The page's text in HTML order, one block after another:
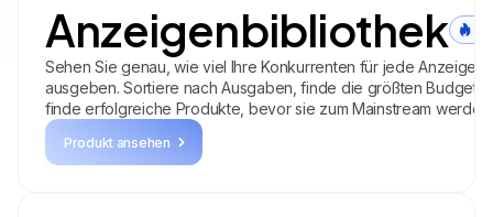
Anzeigenbibliothek
Sehen Sie genau, wie viel Ihre Konkurrenten für jede Anzeige
ausgeben. Sortiere nach Ausgaben, finde die größten Budgets
finde erfolgreiche Produkte, bevor sie zum Mainstream werden.
Produkt ansehen